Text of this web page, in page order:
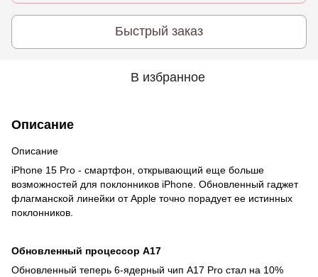
Быстрый заказ
В избранное
Описание
Описание
iPhone 15 Pro - смартфон, открывающий еще больше
возможностей для поклонников iPhone. Обновленный гаджет
флагманской линейки от Apple точно порадует ее истинных
поклонников.
Обновленный процессор A17
Обновленный теперь 6-ядерный чип A17 Pro стал на 10%